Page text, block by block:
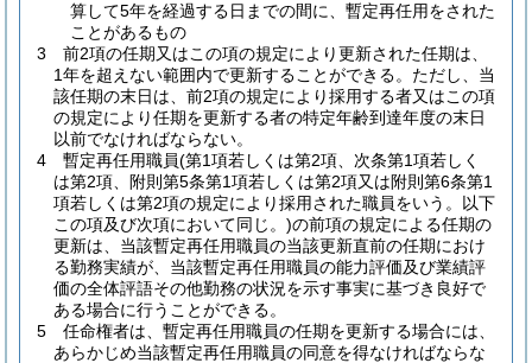
算して5年を経過する日までの間に、暫定再任用をされた
ことがあるもの
3
前2項の任期又はこの項の規定により更新された任期は、
1年を超えない範囲内で更新することができる。 ただし、当
該任期の末日は、前2項の規定により採用する者又はこの項
の規定により任期を更新する者の特定年齢到達年度の末日
以前でなければならない。
4
暫定再任用職員(第1項若しくは第2項、次条第1項若しく
は第2項、附則第5条第1項若しくは第2項又は附則第6条第1
項若しくは第2項の規定により採用された職員をいう。以下
この項及び次項において同じ。)の前項の規定による任期の
更新は、当該暫定再任用職員の当該更新直前の任期におけ
る勤務実績が、当該暫定再任用職員の能力評価及び業績評
価の全体評語その他勤務の状況を示す事実に基づき良好で
ある場合に行うことができる。
5
任命権者は、暫定再任用職員の任期を更新する場合には、
あらかじめ当該暫定再任用職員の同意を得なければならな